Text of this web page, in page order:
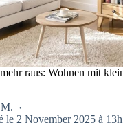
raus: Wohnen mit
le 2 November 2025 à